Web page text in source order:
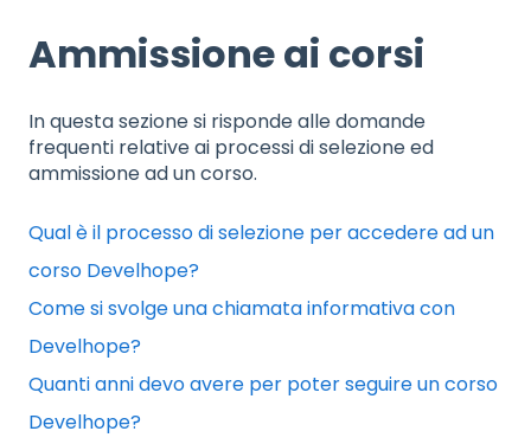
Ammissione ai corsi
In questa sezione si risponde alle domande
frequenti relative ai processi di selezione ed
ammissione ad un corso.
Qual è il processo di selezione per accedere ad un
corso Develhope?
Come si svolge una chiamata informativa con
Develhope?
Quanti anni devo avere per poter seguire un corso
Develhope?